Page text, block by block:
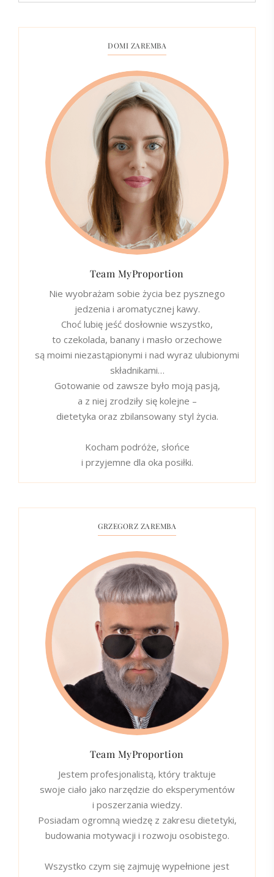
DOMI ZAREMBA
Team MyProportion
Nie wyobrażam sobie życia bez pysznego
jedzenia i aromatycznej kawy.
Choć lubię jeść dosłownie wszystko,
to czekolada, banany i masło orzechowe
są moimi niezastąpionymi i nad wyraz ulubionymi
składnikami…
Gotowanie od zawsze było moją pasją,
a z niej zrodziły się kolejne –
dietetyka oraz zbilansowany styl życia.
Kocham podróże, słońce
i przyjemne dla oka posiłki.
GRZEGORZ ZAREMBA
Team MyProportion
Jestem profesjonalistą, który traktuje
swoje ciało jako narzędzie do eksperymentów
i poszerzania wiedzy.
Posiadam ogromną wiedzę z zakresu dietetyki,
budowania motywacji i rozwoju osobistego.
Wszystko czym się zajmuję wypełnione jest